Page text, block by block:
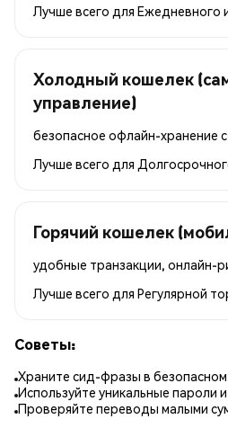
Лучше всего для Ежедневного
Холодный кошелек
управление)
безопасное офлайн-хранение
Лучше всего для
Горячий кошелек
удобные транзакции, онлайн-
Лучше всего для Регулярной
Советы:
Храните сид-фразы в
Используйте уникальные пароли и
Проверяйте переводы малыми